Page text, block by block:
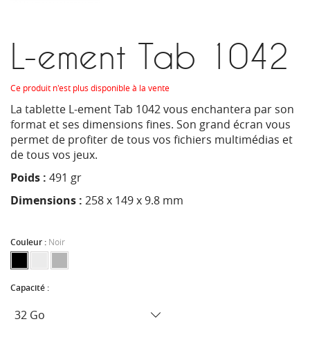
L-ement Tab 1042
Ce produit n'est plus disponible à la vente
La tablette L-ement Tab 1042 vous enchantera par son
format et ses dimensions fines. Son grand écran vous
permet de profiter de tous vos fichiers multimédias et
de tous vos jeux.
Poids : 491 gr
Dimensions : 258 x 149 x 9.8 mm
Couleur : Noir
Capacité :